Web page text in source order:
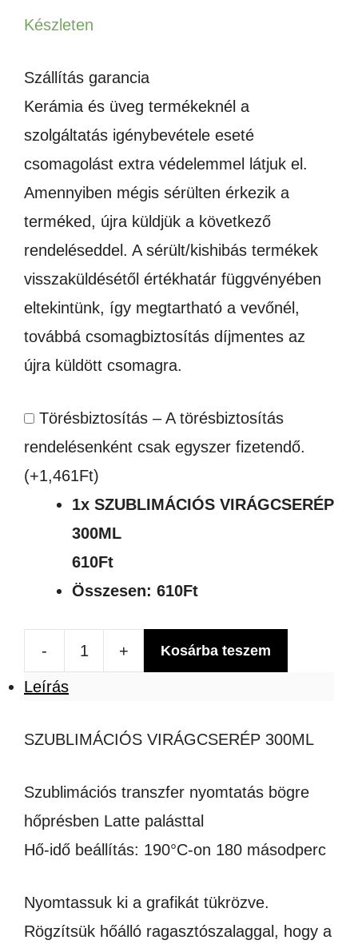
Készleten
Szállítás garancia
Kerámia és üveg termékeknél a
szolgáltatás igénybevétele eseté
csomagolást extra védelemmel látjuk el.
Amennyiben mégis sérülten érkezik a
terméked, újra küldjük a következő
rendeléseddel. A sérült/kishibás termékek
visszaküldésétől értékhatár függvényében
eltekintünk, így megtartható a vevőnél,
továbbá csomagbiztosítás díjmentes az
újra küldött csomagra.
Törésbiztosítás – A törésbiztosítás
rendelésenként csak egyszer fizetendő.
(+1,461Ft)
1x SZUBLIMÁCIÓS VIRÁGCSERÉP
300ML
610Ft
Összesen: 610Ft
-
mennyiség
+ Kosárba teszem
Leírás
SZUBLIMÁCIÓS VIRÁGCSERÉP 300ML
Szublimációs transzfer nyomtatás bögre
hőprésben Latte palásttal
Hő-idő beállítás: 190°C-on 180 másodperc
Nyomtassuk ki a grafikát tükrözve.
Rögzítsük hőálló ragasztószalaggal, hogy a